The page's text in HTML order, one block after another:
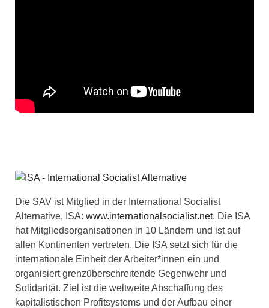
Die SAV ist Mitglied in der International Socialist
Alternative, ISA: www.internationalsocialist.net. Die ISA
hat Mitgliedsorganisationen in 10 Ländern und ist auf
allen Kontinenten vertreten. Die ISA setzt sich für die
internationale Einheit der Arbeiter*innen ein und
organisiert grenzüberschreitende Gegenwehr und
Solidarität. Ziel ist die weltweite Abschaffung des
kapitalistischen Profitsystems und der Aufbau einer